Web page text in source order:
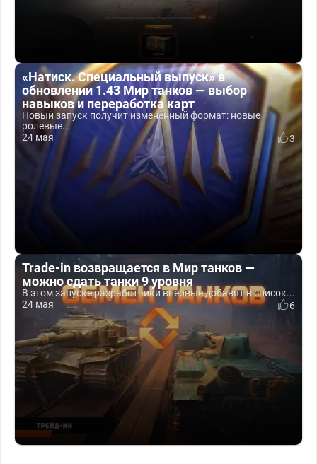
«Натиск. Специальный выпуск» в
обновлении 1.43 Мир танков — выбор
навыков и переработка карт
Новый запуск получит изменённый формат: новые
ролевые...
24 мая
3
Trade-in возвращается в Мир танков —
можно сдать танки 9 уровня
В этом запуске разработчики впервые добавят в список...
24 мая
6